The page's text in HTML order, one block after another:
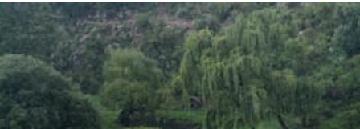
abre en nueva pestaña